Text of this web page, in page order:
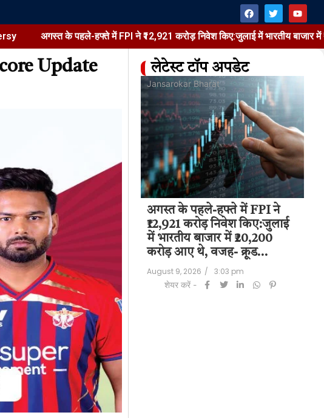
अगस्त के पहले-हफ्ते में FPI ने ₹12,921 करोड़ निवेश किए:जुलाई में भारतीय बाजार में
Update लेटेस्ट टॉप अपडेट
Zinta Reacts To
Khan Controversy
9, 2026 / 3:22 pm
शेयर करें -
Jansarokar Bharat
अगस्त के पहले-हफ्ते में FPI ने
₹12,921 करोड़ निवेश किए:जुलाई
में भारतीय बाजार में ₹20,200
करोड़ आए थे, वजह- क्रूड…
August 9, 2026 /
3:03 pm
शेयर करें -